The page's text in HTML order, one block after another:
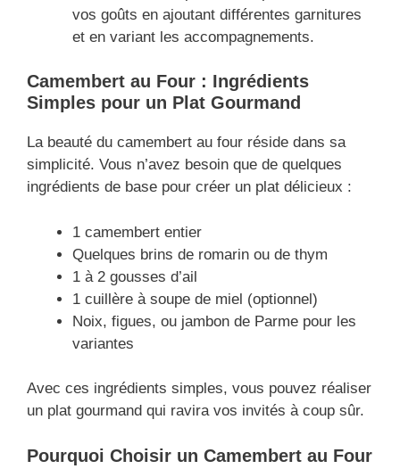
vos goûts en ajoutant différentes garnitures
et en variant les accompagnements.
Camembert au Four : Ingrédients
Simples pour un Plat Gourmand
La beauté du camembert au four réside dans sa
simplicité. Vous n’avez besoin que de quelques
ingrédients de base pour créer un plat délicieux :
1 camembert entier
Quelques brins de romarin ou de thym
1 à 2 gousses d’ail
1 cuillère à soupe de miel (optionnel)
Noix, figues, ou jambon de Parme pour les
variantes
Avec ces ingrédients simples, vous pouvez réaliser
un plat gourmand qui ravira vos invités à coup sûr.
Pourquoi Choisir un Camembert au Four